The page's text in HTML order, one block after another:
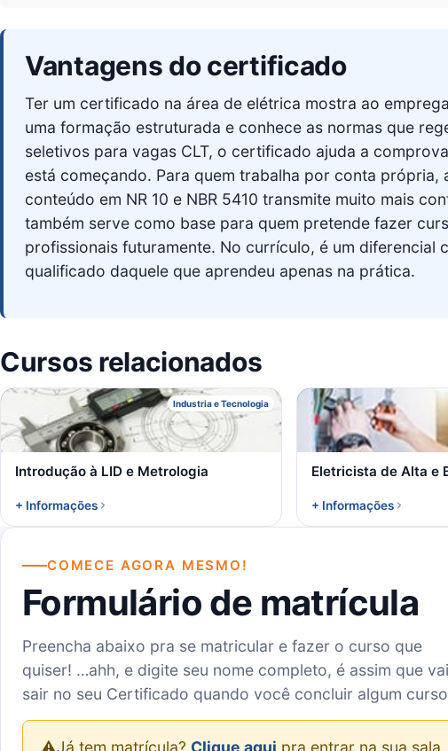
Vantagens do certificado
Ter um certificado na área de elétrica mostra ao
uma formação estruturada e conhece as normas que
seletivos para vagas CLT, o certificado ajuda a
está começando. Para quem trabalha por conta
conteúdo em NR 10 e NBR 5410 transmite muito mais
também serve como base para quem pretende fazer
profissionais futuramente. No currículo, é um diferencial
qualificado daquele que aprendeu apenas na prática.
Cursos relacionados
Industria e Tecnologia
I
Introdução à LID e Metrologia
+ Informações
Eletricista de Alta e
+ Informações
COMECE AGORA MESMO!
Formulário de matrícula
Preencha abaixo pra se matricular e fazer o curso que
quiser! …ahh, e digite seu nome completo, é assim que vai
sair no seu Certificado quando você concluir algum
⚠️Já tem matrícula? Clique aqui pra entrar na sua sala